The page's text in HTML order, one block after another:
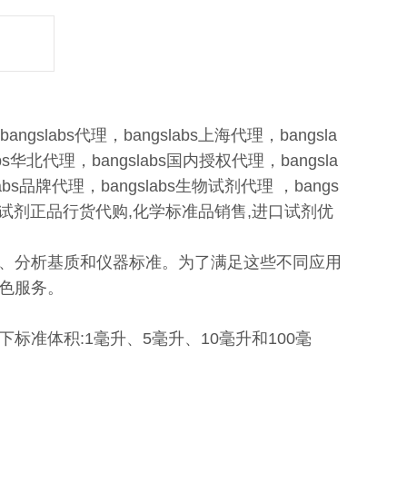
代理，bangslabs上海代理，bangsla
北代理，bangslabs国内授权代理，bangsla
品牌代理，bangslabs生物试剂代理 ，bangs
剂正品行货代购,化学标准品销售,进口试剂优
分析基质和仪器标准。为了满足这些不同应用
服务。
标准体积:1毫升、5毫升、10毫升和100毫